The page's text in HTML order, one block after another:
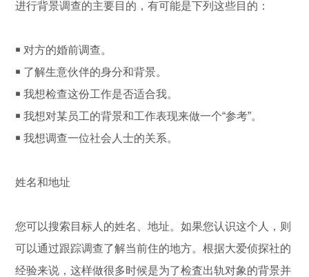
进行背景调查的主要目的，有可能是下列这些目的：
￭ 对方的婚前调查。
￭ 了解生意伙伴的身分和背景。
￭ 我想检查这份工作是否适合我。
￭ 我想对某员工的背景和工作表现来做一个“参考”。
￭ 我想调查一位社会人士的关系。
姓名和地址
您可以搜索目标人的姓名、地址。如果您认识这个人，则
可以通过跟踪调查了解当前住的地方。根据大爱侦探社的
经验来说，这样做很多时候是为了检査出轨对象的背景并